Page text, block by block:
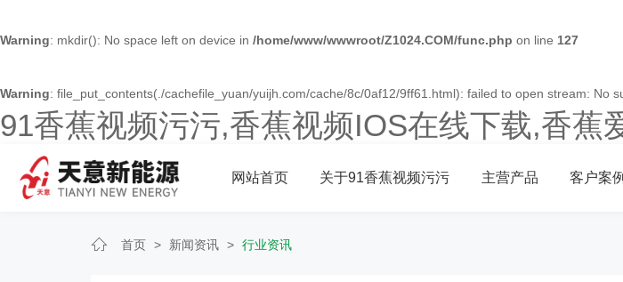
Warning: mkdir(): No space left on device in /home/www/wwwroot/Z1024.COM/func.php on line 127
Warning: file_put_contents(./cachefile_yuan/yuijh.com/cache/8c/0af12/9ff61.html): failed to open stream: No
91香蕉视频污污,香蕉视频IOS在线下载,香蕉
网站首页 关于91香蕉视频污污 主营产品 客户案例
首页 > 新闻资讯 > 行业资讯